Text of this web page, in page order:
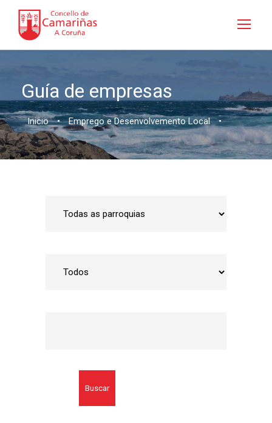
Guía de empresas
Inicio • Emprego e Desenvolvemento Local •
Buscar